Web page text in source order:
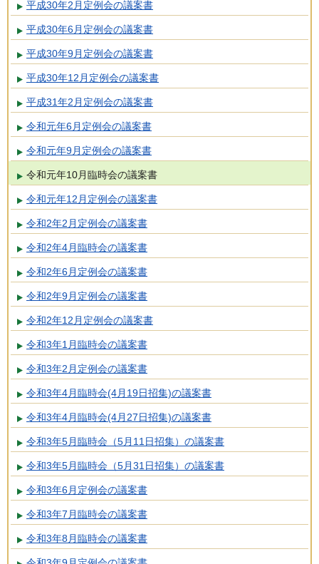
平成30年2月定例会の議案書
平成30年6月定例会の議案書
平成30年9月定例会の議案書
平成30年12月定例会の議案書
平成31年2月定例会の議案書
令和元年6月定例会の議案書
令和元年9月定例会の議案書
令和元年10月臨時会の議案書
令和元年12月定例会の議案書
令和2年2月定例会の議案書
令和2年4月臨時会の議案書
令和2年6月定例会の議案書
令和2年9月定例会の議案書
令和2年12月定例会の議案書
令和3年1月臨時会の議案書
令和3年2月定例会の議案書
令和3年4月臨時会(4月19日招集)の議案書
令和3年4月臨時会(4月27日招集)の議案書
令和3年5月臨時会（5月11日招集）の議案書
令和3年5月臨時会（5月31日招集）の議案書
令和3年6月定例会の議案書
令和3年7月臨時会の議案書
令和3年8月臨時会の議案書